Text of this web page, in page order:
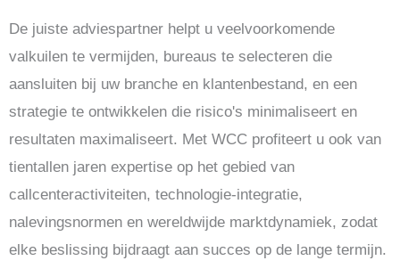
De juiste adviespartner helpt u veelvoorkomende
valkuilen te vermijden, bureaus te selecteren die
aansluiten bij uw branche en klantenbestand, en een
strategie te ontwikkelen die risico's minimaliseert en
resultaten maximaliseert. Met WCC profiteert u ook van
tientallen jaren expertise op het gebied van
callcenteractiviteiten, technologie-integratie,
nalevingsnormen en wereldwijde marktdynamiek, zodat
elke beslissing bijdraagt aan succes op de lange termijn.